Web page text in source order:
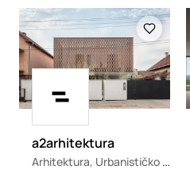
Loading
a2arhitektura
Arhitektura, Urbanističko projektovanje, Industrijski dizajn